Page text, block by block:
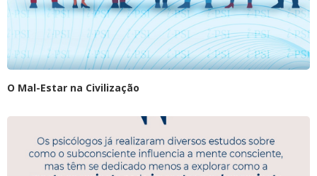
O Mal-Estar na Civilização